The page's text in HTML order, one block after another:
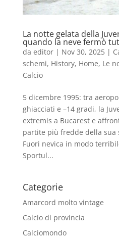
La notte gelata della
quando la neve fermò
da editor| Nov 30, 2025|
schemi, History, Home, Le
Calcio
5 dicembre 1995: tra
ghiacciati e –14 gradi, la
extremis a Bucarest e
partite più fredde della sua
Fuori nevica in modo
Sportul...
Categorie
Amarcord molto vintage
Calcio di provincia
Calciomondo